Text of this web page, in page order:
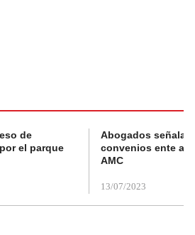
de
el parque
Abogados
convenios ente
AMC
13/07/2023